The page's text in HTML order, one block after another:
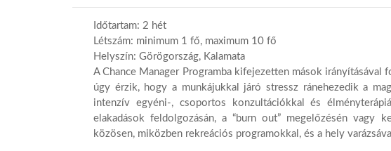
Időtartam: 2 hét
Létszám: minimum 1 fő, maximum 10 fő
Helyszín: Görögország, Kalamata
A Chance Manager Programba kifejezetten mások
úgy érzik, hogy a munkájukkal járó stressz ránehezedik a
intenzív egyéni-, csoportos konzultációkkal és
elakadások feldolgozásán, a “burn out” megelőzésén vagy
közösen, miközben rekreációs programokkal, és a hely